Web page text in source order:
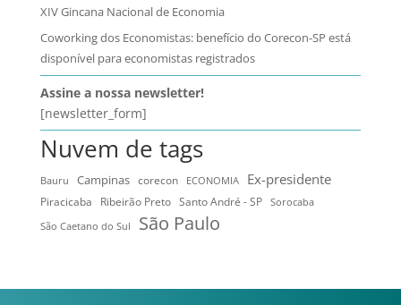
XIV Gincana Nacional de Economia
Coworking dos Economistas: benefício do Corecon-SP está
disponível para economistas registrados
Assine a nossa newsletter!
[newsletter_form]
Nuvem de tags
Bauru Campinas corecon ECONOMIA Ex-presidente
Piracicaba Ribeirão Preto Santo André - SP
Sorocaba
São Caetano do Sul
São Paulo